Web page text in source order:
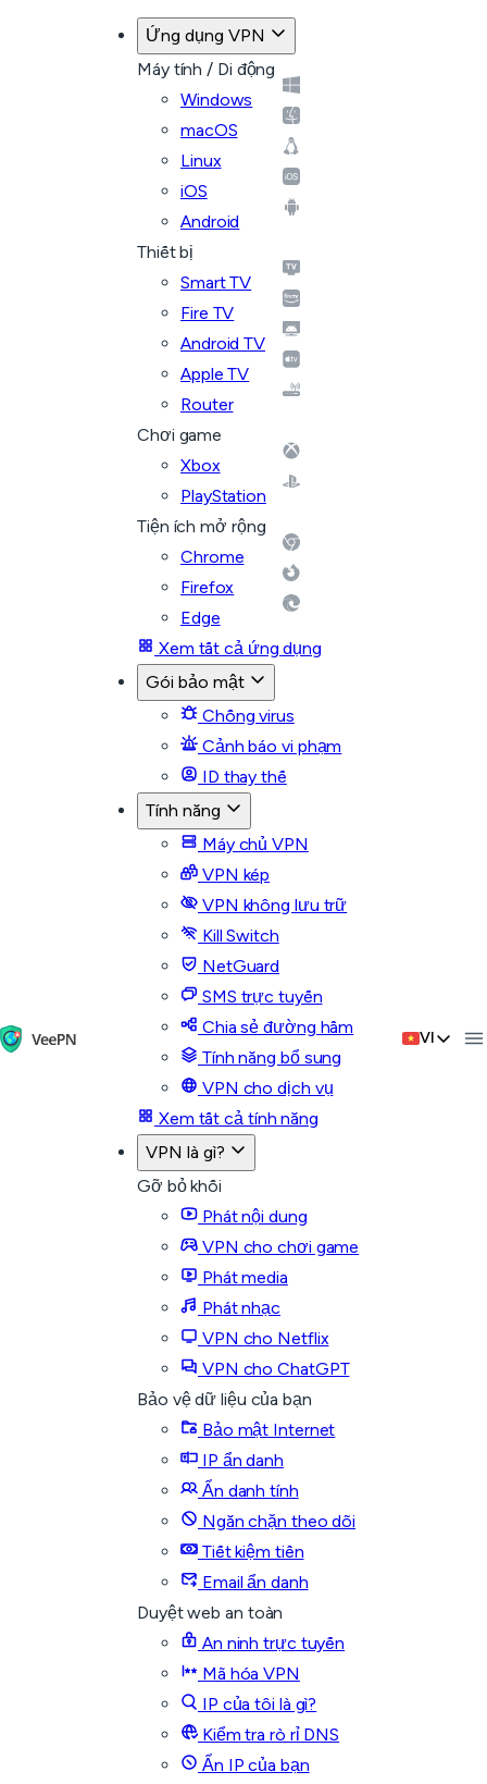
Ứng dụng VPN
Máy tính / Di động
Windows
macOS
Linux
iOS
Android
Thiết bị
Smart TV
Fire TV
Android TV
Apple TV
Router
Chơi game
Xbox
PlayStation
Tiện ích mở rộng
Chrome
Firefox
Edge
Xem tất cả ứng dụng
Gói bảo mật
Chống virus
Cảnh báo vi phạm
ID thay thế
Tính năng
Máy chủ VPN
VPN kép
VPN không lưu trữ
Kill Switch
NetGuard
SMS trực tuyến
Chia sẻ đường hầm
Tính năng bổ sung
VPN cho dịch vụ
Xem tất cả tính năng
VPN là gì?
Gỡ bỏ khối
Phát nội dung
VPN cho chơi game
Phát media
Phát nhạc
VPN cho Netflix
VPN cho ChatGPT
Bảo vệ dữ liệu của bạn
Bảo mật Internet
IP ẩn danh
Ẩn danh tính
Ngăn chặn theo dõi
Tiết kiệm tiền
Email ẩn danh
Duyệt web an toàn
An ninh trực tuyến
Mã hóa VPN
IP của tôi là gì?
Kiểm tra rò rỉ DNS
Ẩn IP của bạn
VI